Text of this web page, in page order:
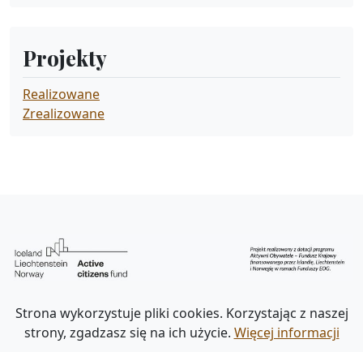
Projekty
Realizowane
Zrealizowane
Deklaracja dostępności Polityka prywatności
Strona wykorzystuje pliki cookies. Korzystając z naszej
strony, zgadzasz się na ich użycie. Więcej informacji